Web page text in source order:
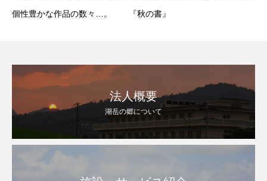
個性豊かな作品の数々…。 『秋の書』
法人概要
湖岳の郷について